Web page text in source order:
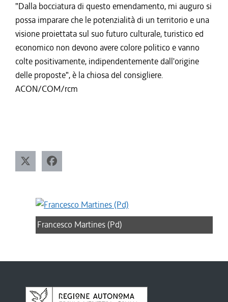
"Dalla bocciatura di questo emendamento, mi auguro si
possa imparare che le potenzialità di un territorio e una
visione proiettata sul suo futuro culturale, turistico ed
economico non devono avere colore politico e vanno
colte positivamente, indipendentemente dall'origine
delle proposte", è la chiosa del consigliere.
ACON/COM/rcm
Francesco Martines (Pd)